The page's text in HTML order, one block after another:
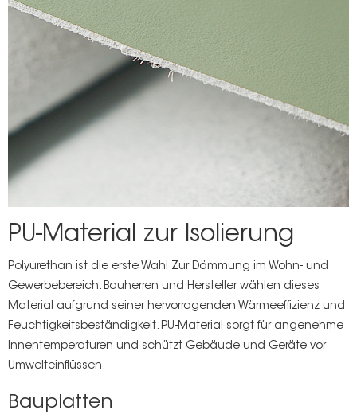
PU-Material zur Isolierung
Polyurethan ist die erste Wahl Zur Dämmung im Wohn- und
Gewerbebereich. Bauherren und Hersteller wählen dieses
Material aufgrund seiner hervorragenden Wärmeeffizienz und
Feuchtigkeitsbeständigkeit. PU-Material sorgt für angenehme
Innentemperaturen und schützt Gebäude und Geräte vor
Umwelteinflüssen.
Bauplatten